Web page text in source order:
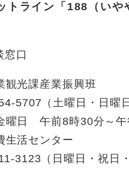
トライン「188（いや
窓口
観光課産業振興班
5707（土曜日・日曜
曜日 午前8時30分～午
生活センター
3123（日曜日・祝日